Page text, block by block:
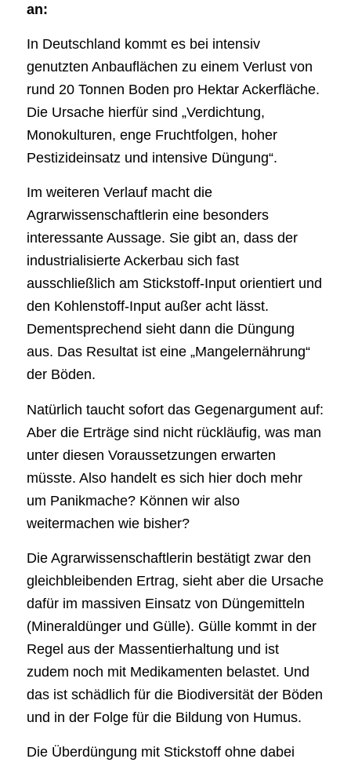
an:
In Deutschland kommt es bei intensiv
genutzten Anbauflächen zu einem Verlust von
rund 20 Tonnen Boden pro Hektar Ackerfläche.
Die Ursache hierfür sind „Verdichtung,
Monokulturen, enge Fruchtfolgen, hoher
Pestizideinsatz und intensive Düngung“.
Im weiteren Verlauf macht die
Agrarwissenschaftlerin eine besonders
interessante Aussage. Sie gibt an, dass der
industrialisierte Ackerbau sich fast
ausschließlich am Stickstoff-Input orientiert und
den Kohlenstoff-Input außer acht lässt.
Dementsprechend sieht dann die Düngung
aus. Das Resultat ist eine „Mangelernährung“
der Böden.
Natürlich taucht sofort das Gegenargument auf:
Aber die Erträge sind nicht rückläufig, was man
unter diesen Voraussetzungen erwarten
müsste. Also handelt es sich hier doch mehr
um Panikmache? Können wir also
weitermachen wie bisher?
Die Agrarwissenschaftlerin bestätigt zwar den
gleichbleibenden Ertrag, sieht aber die Ursache
dafür im massiven Einsatz von Düngemitteln
(Mineraldünger und Gülle). Gülle kommt in der
Regel aus der Massentierhaltung und ist
zudem noch mit Medikamenten belastet. Und
das ist schädlich für die Biodiversität der Böden
und in der Folge für die Bildung von Humus.
Die Überdüngung mit Stickstoff ohne dabei